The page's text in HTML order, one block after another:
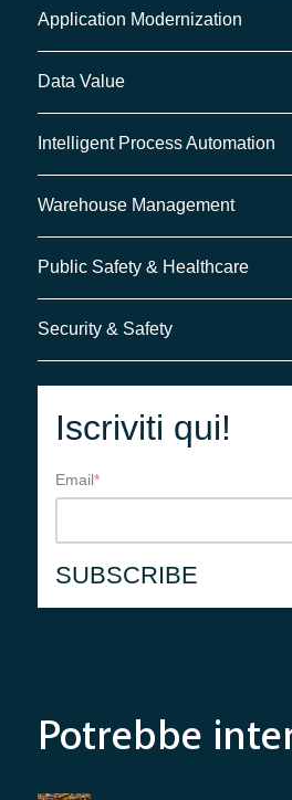
Application Modernization
Data Value
Intelligent Process Automation
Warehouse Management
Public Safety & Healthcare
Security & Safety
Iscriviti qui!
Email*
Potrebbe